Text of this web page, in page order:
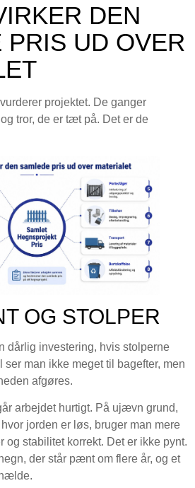
DEN
PRIS UD OVER
projektet. De ganger
tror, de er tæt på. Det er de
OG STOLPER
dårlig investering, hvis stolperne
ser man ikke meget til bagefter, men
afgøres.
arbejdet hurtigt. På ujævn grund,
jorden er løs, bruger man mere
og stabilitet korrekt. Det er ikke pynt.
der står pænt om flere år, og et